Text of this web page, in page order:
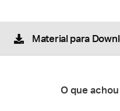
Material para
O que